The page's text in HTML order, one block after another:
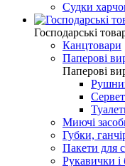
Судки
Господарські
Канцтовари
Паперові
Паперові
Миючі
Губки,
Пакети для
Рукавички і